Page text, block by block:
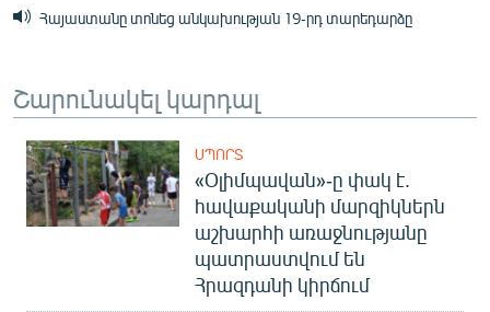
Հայաստանը տոնեց անկախության 19-րդ տարեդարձը
Շարունակել կարդալ
ՍՊՈՐՏ
«Օլիմպավան»-ը փակ է.
հավաքականի մարզիկներն
աշխարհի առաջնությանը
պատրաստվում են
Հրազդանի կիրճում